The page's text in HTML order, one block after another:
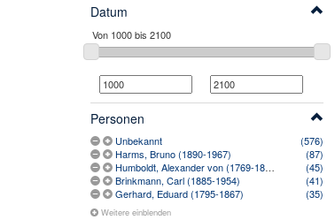
Datum
Personen
Unbekannt
(576)
Harms, Bruno (1890-1967)
(87)
Humboldt, Alexander von (1769-1859)
(45)
Brinkmann, Carl (1885-1954)
(41)
Gerhard, Eduard (1795-1867)
(35)
Weitere einblenden